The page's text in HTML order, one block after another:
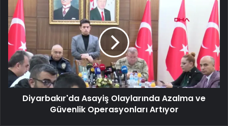
Asayiş
Olaylarında
Azalma
ve
Güvenlik
Operasyonları
Artıyor
Diyarbakır'da Asayiş Olaylarında Azalma ve
Güvenlik Operasyonları Artıyor